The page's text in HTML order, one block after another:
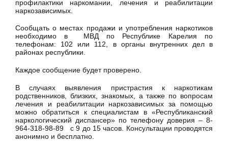
профилактики наркомании, лечения и реабилитации
наркозависимых.
Сообщать о местах продажи и употребления наркотиков
необходимо в МВД по Республике Карелия по
телефонам: 102 или 112, в органы внутренних дел в
районах республики.
Каждое сообщение будет проверено.
В случаях выявления пристрастия к наркотикам
родственников, близких, знакомых, а также по вопросам
лечения и реабилитации наркозависимых за помощью
можно обратиться к специалистам в «Республиканский
наркологический диспансер» по телефону доверия – 8-
964-318-98-89 с 9 до 15 часов. Консультации проводятся
анонимно и бесплатно.